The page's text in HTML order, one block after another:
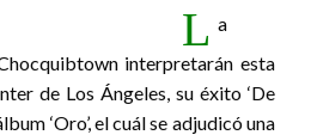
L a
interpretarán esta
de Los Ángeles, su éxito ‘De
‘Oro’, el cuál se adjudicó una